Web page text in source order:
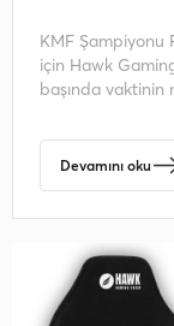
KMF Şampiyonu
için Hawk
başında vaktinin
Devamını oku